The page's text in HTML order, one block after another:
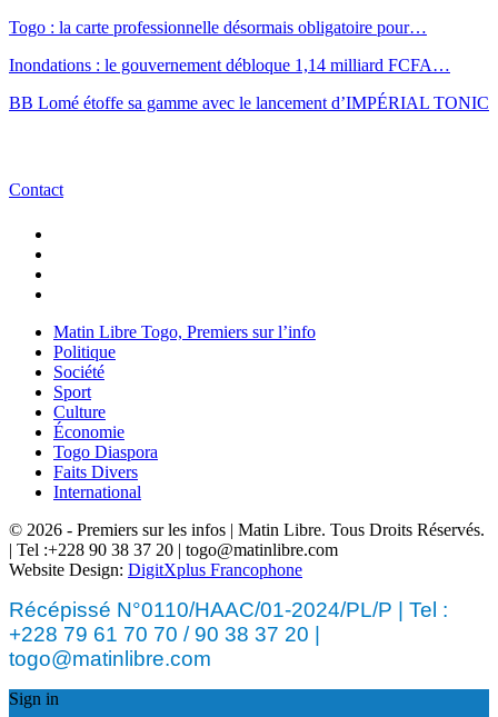
Togo : la carte professionnelle désormais obligatoire pour…
Inondations : le gouvernement débloque 1,14 milliard FCFA…
BB Lomé étoffe sa gamme avec le lancement d’IMPÉRIAL TONIC
Contact
Matin Libre Togo, Premiers sur l’info
Politique
Société
Sport
Culture
Économie
Togo Diaspora
Faits Divers
International
© 2026 - Premiers sur les infos | Matin Libre. Tous Droits Réservés.
| Tel :+228 90 38 37 20 | togo@matinlibre.com
Website Design: DigitXplus Francophone
Récépissé N°0110/HAAC/01-2024/PL/P | Tel :
+228 79 61 70 70 / 90 38 37 20 |
togo@matinlibre.com
Sign in